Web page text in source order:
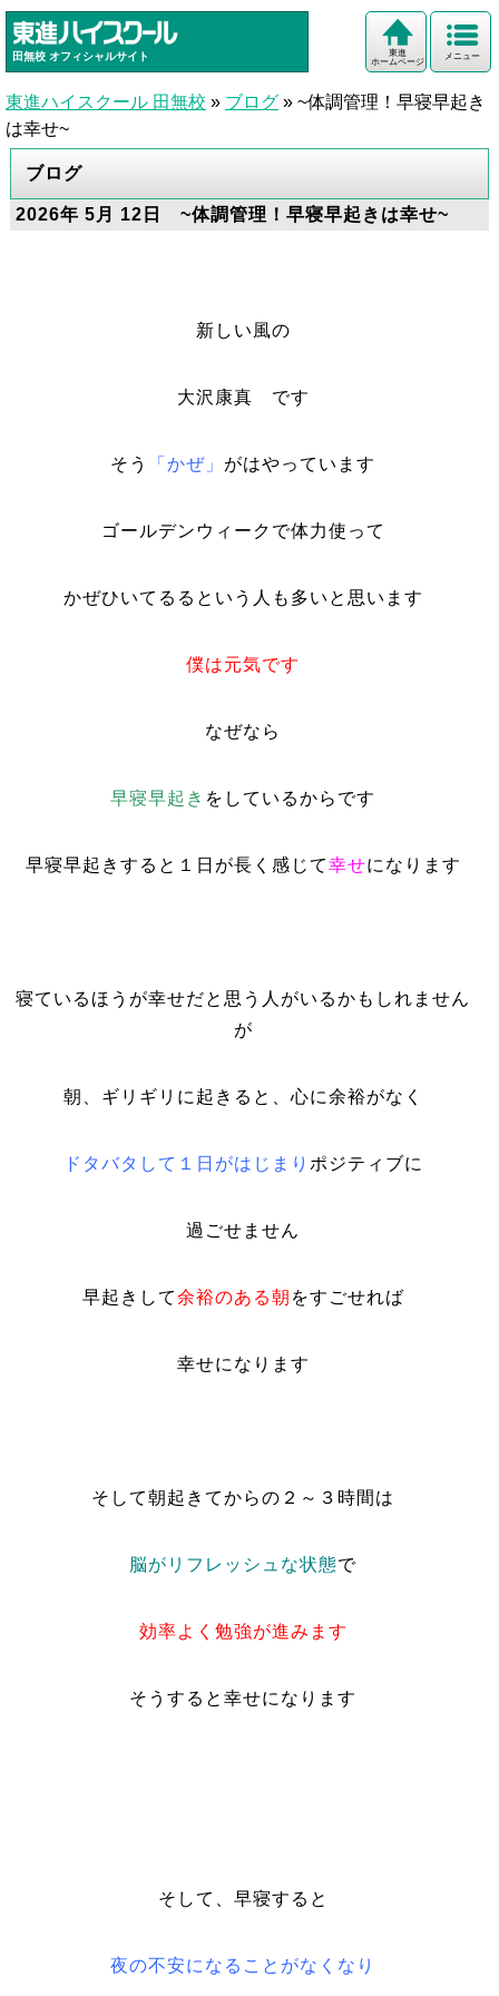
田無校 オフィシャルサイト メニュー
東進
ホームページ
東進ハイスクール 田無校 » ブログ » ~体調管理！早寝早起き
は幸せ~
ブログ
2026年 5月 12日 ~体調管理！早寝早起きは幸せ~
新しい風の
大沢康真 です
そう 「かぜ」 がはやっています
ゴールデンウィークで体力使って
かぜひいてるるという人も多いと思います
僕は元気です
なぜなら
早寝早起き をしているからです
早寝早起きすると１日が長く感じて幸せになります
寝ているほうが幸せだと思う人がいるかもしれません
が
朝、ギリギリに起きると、心に余裕がなく
ドタバタして１日がはじまり ポジティブに
過ごせません
早起きして余裕のある朝 をすごせれば
幸せになります
そして朝起きてからの２～３時間は
脳がリフレッシュな状態で
効率よく勉強が進みます
そうすると幸せになります
そして、早寝すると
夜の不安になることがなくなり